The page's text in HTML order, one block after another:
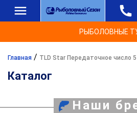
РЫБОЛОВНЫЕ
Главная / TLD Star Передаточное число
Каталог
Наши